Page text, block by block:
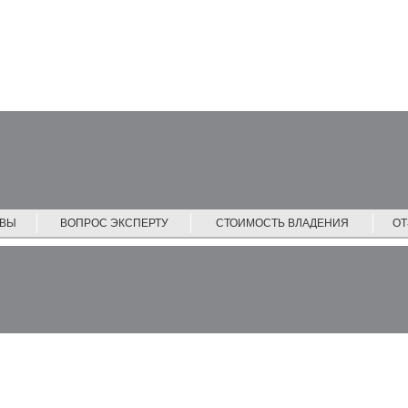
ВОПРОС ЭКСПЕРТУ СТОИМОСТЬ ВЛАДЕНИЯ